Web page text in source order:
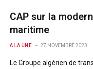
CAP sur la
maritime
A LA UNE 27 NOVEMBRE 2023
Le Groupe algérien de